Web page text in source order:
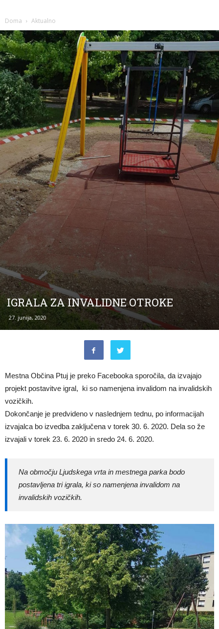
Doma Aktualno
IGRALA ZA INVALIDNE OTROKE
27. junija, 2020
Mestna Občina Ptuj je preko Facebooka sporočila, da izvajajo
projekt postavitve igral, ki so namenjena invalidom na invalidskih
vozičkih.
Dokončanje je predvideno v naslednjem tednu, po informacijah
izvajalca bo izvedba zaključena v torek 30. 6. 2020. Dela so že
izvajali v torek 23. 6. 2020 in sredo 24. 6. 2020.
Na območju Ljudskega vrta in mestnega parka bodo
postavljena tri igrala, ki so namenjena invalidom na
invalidskih vozičkih.